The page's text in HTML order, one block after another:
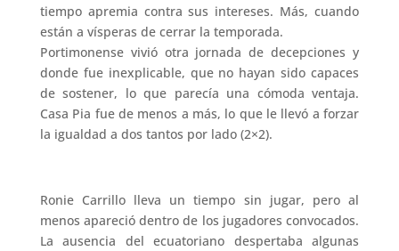
tiempo apremia contra sus intereses. Más, cuando
están a vísperas de cerrar la temporada.
Portimonense vivió otra jornada de decepciones y
donde fue inexplicable, que no hayan sido capaces
de sostener, lo que parecía una cómoda ventaja.
Casa Pia fue de menos a más, lo que le llevó a forzar
la igualdad a dos tantos por lado (2×2).
Ronie Carrillo lleva un tiempo sin jugar, pero al
menos apareció dentro de los jugadores convocados.
La ausencia del ecuatoriano despertaba algunas